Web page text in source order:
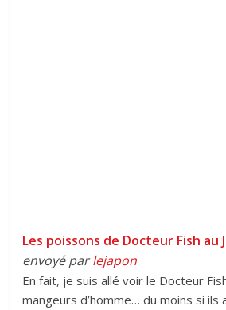
Les poissons de Docteur Fish au
envoyé parlejapon
En fait, je suis allé voir le Docteur
mangeurs d’homme… du moins si ils